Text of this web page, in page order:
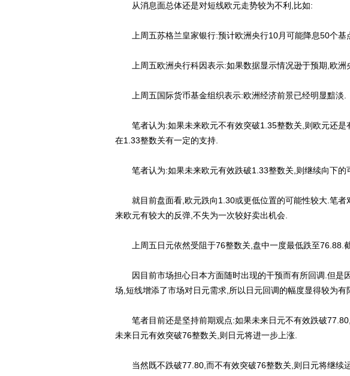
从消息面总体还是对短线欧元走势较为不利,比如:
上周五苏格兰皇家银行:预计欧洲央行10月可能降息50个基
上周五欧洲央行科因表示:如果数据显示情况逊于预期,欧洲
上周五国际货币基金组织表示:欧洲经济前景已经明显黯淡.
笔者认为:如果未来欧元不有效突破1.35整数关,则欧元还是
在1.33整数关有一定的支持.
笔者认为:如果未来欧元有效跌破1.33整数关,则继续向下的
就目前盘面看,欧元跌向1.30或更低位置的可能性较大.笔者
来欧元有较大的反弹,不失为一次较好卖出机会.
上周五日元依然受阻于76整数关,盘中一度最低跌至76.88.
因目前市场担心日本方面随时出现的干预而有所回调.但是
场,短线增添了市场对日元需求,所以日元回调的幅度显得较为有
笔者目前还是坚持前期观点:如果未来日元不有效跌破
未来日元有效突破76整数关,则日元将进一步上涨.
当然既不跌破77.80,而不有效突破76整数关,则日元将继续